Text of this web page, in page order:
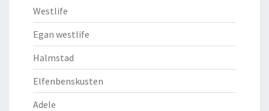
Westlife
Egan westlife
Halmstad
Elfenbenskusten
Adele